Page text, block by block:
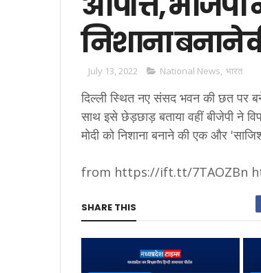
निशाना बनाने
July 13, 2022 National News, भारत
दिल्ली स्थित नए संसद भवन की छत पर
साथ इसे छेड़छाड़ बताया वहीं बीजेपी ने
मोदी को निशाना बनाने की एक और
from https://ift.tt/7TAOZBn
SHARE THIS